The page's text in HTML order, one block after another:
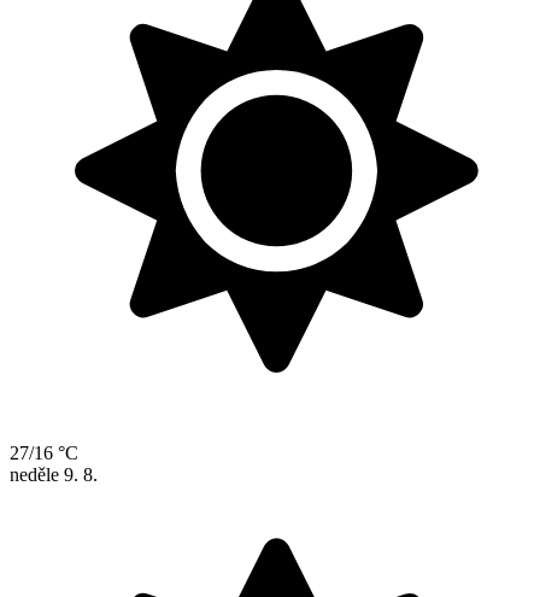
27/16 °C
neděle 9. 8.